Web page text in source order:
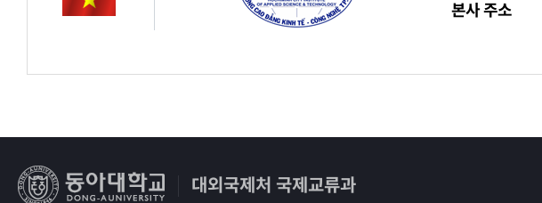
본사 주소
대외국제처 국제교류과